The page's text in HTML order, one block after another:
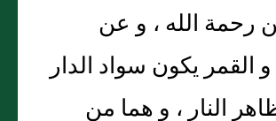
رحمة الله ، و عن
يكون سواد الدار
النار ، و هما من